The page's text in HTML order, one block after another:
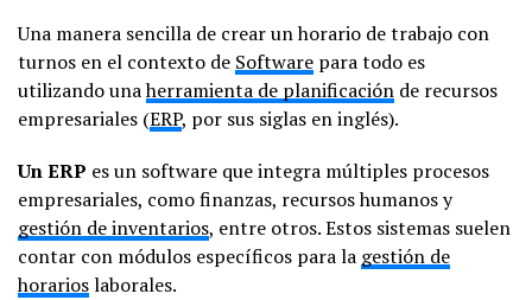
Una manera sencilla de crear un horario de trabajo con
turnos en el contexto de Software para todo es
utilizando unaherramienta de planificación de recursos
empresariales (ERP, por sus siglas en inglés).
Un ERP es un software que integra múltiples procesos
empresariales, como finanzas, recursos humanos y
gestión de inventarios, entre otros. Estos sistemas suelen
contar con módulos específicos para la gestión de
horarioslaborales.